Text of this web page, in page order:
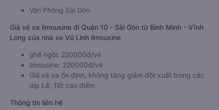
Văn Phòng Sài Gòn
Giá vé xe limousine đi Quận 10 - Sài Gòn từ Bình Minh - Vĩnh
Long của nhà xe Vũ Linh limousine
ghế ngồi: 220000đ/vé
limousine: 220000đ/vé
Giá vé xe ổn định, không tăng giảm đột xuất trong các
dịp Lễ, Tết cao điểm
Thông tin liên hệ